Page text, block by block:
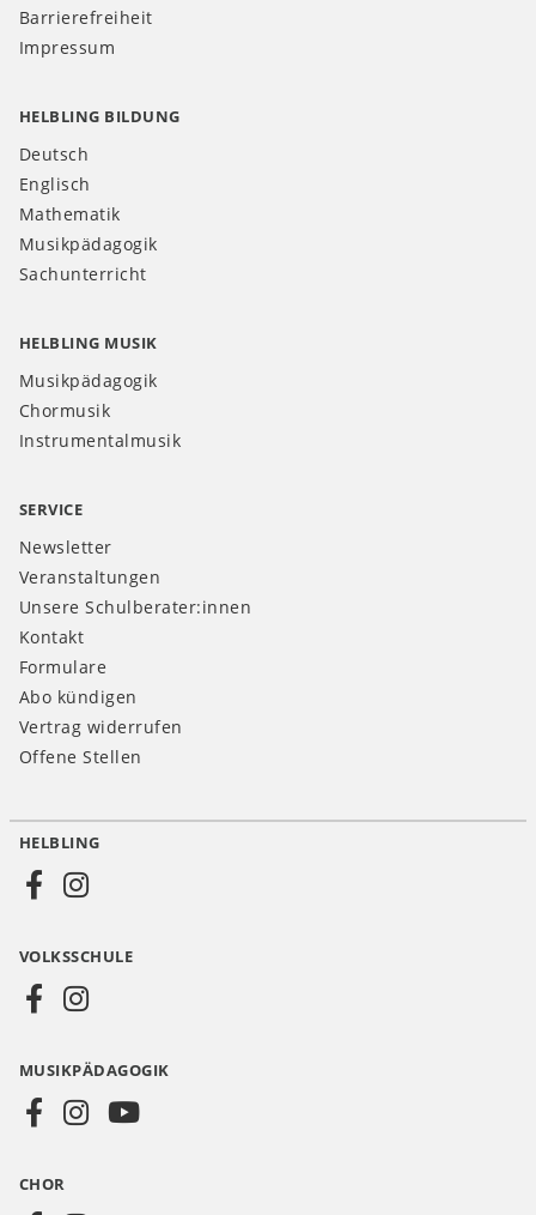
Barrierefreiheit
Impressum
HELBLING BILDUNG
Deutsch
Englisch
Mathematik
Musikpädagogik
Sachunterricht
HELBLING MUSIK
Musikpädagogik
Chormusik
Instrumentalmusik
SERVICE
Newsletter
Veranstaltungen
Unsere Schulberater:innen
Kontakt
Formulare
Abo kündigen
Vertrag widerrufen
Offene Stellen
Social
AT
HELBLING
VOLKSSCHULE
MUSIKPÄDAGOGIK
CHOR